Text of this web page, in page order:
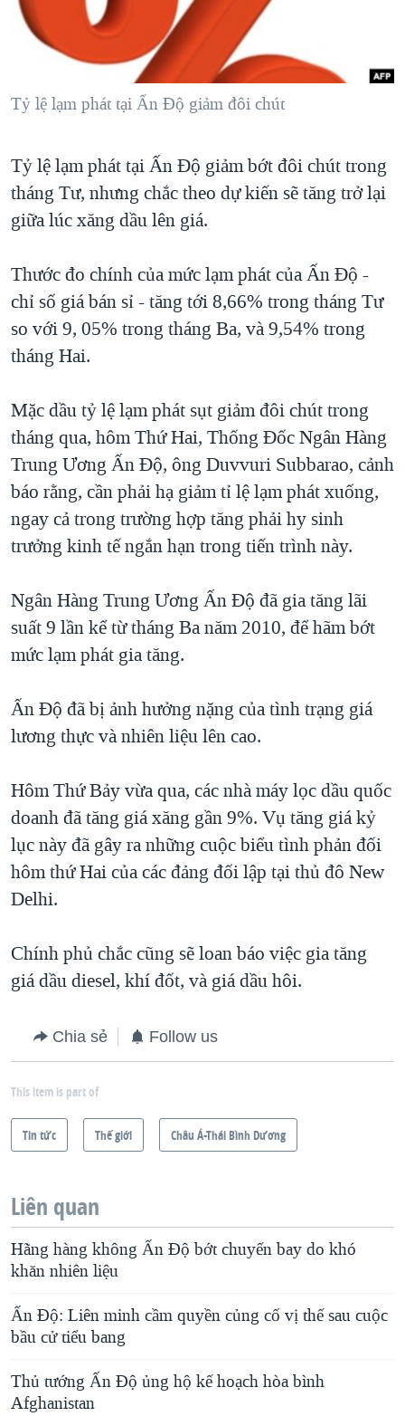
"Tìm"NGƯỜI VIỆT HẢI NGOẠI
ĐỜI SỐNG
KHOA HỌC
THỂ THAO
HÀNH TRÌNH BẦU CỬ 2024
MỘT NĂM CHIẾN TRANH TẠI DẢI GAZA
GIẢI MÃ VÀNH ĐAI & CON ĐƯỜNG
TRỊNH VĨNH BÌNH - NGƯỜI HẠ 'BÊN THẮNG CUỘC'
GROUND ZERO – XƯA VÀ NAY
CHI PHÍ CHIẾN TRANH AFGHANISTAN
CÁC GIÁ TRỊ CỘNG HÒA Ở VIỆT NAM
THƯỢNG ĐỈNH TRUMP-KIM TẠI VIỆT NAM
TRỊNH VĨNH BÌNH VS. CHÍNH PHỦ VIỆT NAM
NGƯ DÂN VIỆT VÀ LÀN SÓNG TRỘM HẢI SÂM
QUAN HỆ VIỆT MỸ
VIDEO
NGHE
MẠNG XÃ HỘI
Ngôn ngữ khác
Tỷ lệ lạm phát tại Ấn Độ giảm đôi chút
Tỷ lệ lạm phát tại Ấn Độ giảm bớt đôi chút trong
tháng Tư, nhưng chắc theo dự kiến sẽ tăng trở lại
giữa lúc xăng dầu lên giá.
Thước đo chính của mức lạm phát của Ấn Độ -
chỉ số giá bán sỉ - tăng tới 8,66% trong tháng Tư
so với 9, 05% trong tháng Ba, và 9,54% trong
tháng Hai.
Mặc dầu tỷ lệ lạm phát sụt giảm đôi chút trong
tháng qua, hôm Thứ Hai, Thống Đốc Ngân Hàng
Trung Ương Ấn Độ, ông Duvvuri Subbarao, cảnh
báo rằng, cần phải hạ giảm tỉ lệ lạm phát xuống,
ngay cả trong trường hợp tăng phải hy sinh
trưởng kinh tế ngắn hạn trong tiến trình này.
Ngân Hàng Trung Ương Ấn Độ đã gia tăng lãi
suất 9 lần kể từ tháng Ba năm 2010, để hãm bớt
mức lạm phát gia tăng.
Ấn Độ đã bị ảnh hưởng nặng của tình trạng giá
lương thực và nhiên liệu lên cao.
Hôm Thứ Bảy vừa qua, các nhà máy lọc dầu quốc
doanh đã tăng giá xăng gần 9%. Vụ tăng giá kỷ
lục này đã gây ra những cuộc biểu tình phản đối
hôm thứ Hai của các đảng đối lập tại thủ đô New
Delhi.
Chính phủ chắc cũng sẽ loan báo việc gia tăng
giá dầu diesel, khí đốt, và giá dầu hôi.
Chia sẻ Follow us
This item is part of
Tin tức Thế giới Châu Á-Thái Bình Dương
Liên quan
Hãng hàng không Ấn Độ bớt chuyến bay do khó
khăn nhiên liệu
Ấn Độ: Liên minh cầm quyền củng cố vị thế sau cuộc
bầu cử tiểu bang
Thủ tướng Ấn Độ ủng hộ kế hoạch hòa bình
Afghanistan